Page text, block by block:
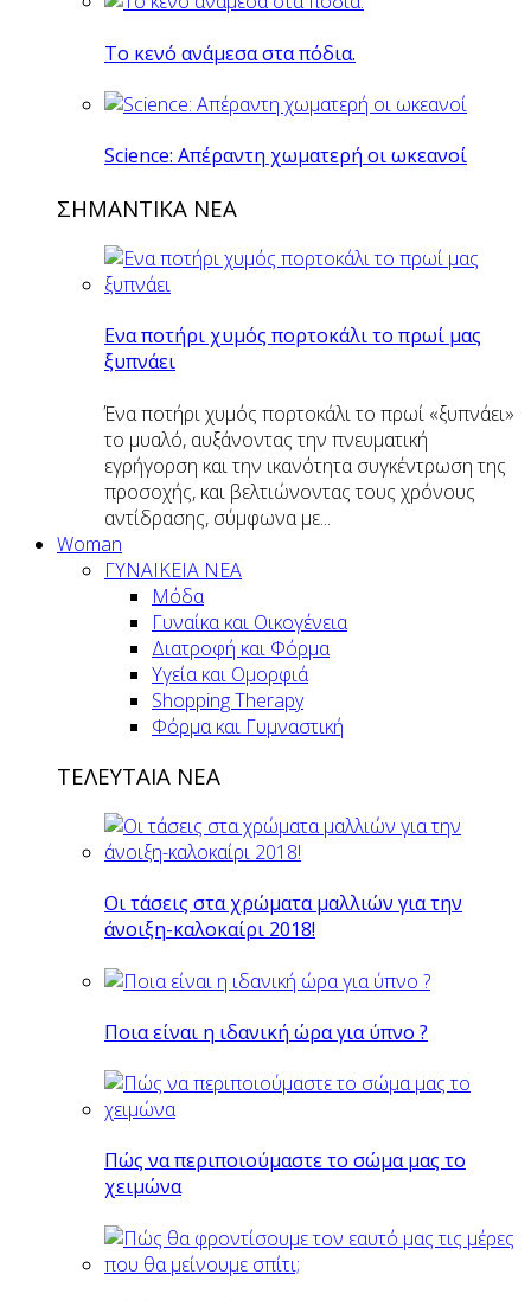
Το κενό ανάμεσα στα πόδια.
Science: Απέραντη χωματερή οι ωκεανοί
ΣΗΜΑΝΤΙΚΑ ΝΕΑ
Eνα ποτήρι χυμός πορτοκάλι το πρωί μας
ξυπνάει
Ένα ποτήρι χυμός πορτοκάλι το πρωί «ξυπνάει»
το μυαλό, αυξάνοντας την πνευματική
εγρήγορση και την ικανότητα συγκέντρωση της
προσοχής, και βελτιώνοντας τους χρόνους
αντίδρασης, σύμφωνα με...
Woman
ΓΥΝΑΙΚΕΙΑ ΝΕΑ
Μόδα
Γυναίκα και Οικογένεια
Διατροφή και Φόρμα
Υγεία και Ομορφιά
Shopping Therapy
Φόρμα και Γυμναστική
ΤΕΛΕΥΤΑΙΑ ΝΕΑ
Οι τάσεις στα χρώματα μαλλιών για την
άνοιξη-καλοκαίρι 2018!
Ποια είναι η ιδανική ώρα για ύπνο ?
Πώς να περιποιούμαστε το σώμα μας το
χειμώνα